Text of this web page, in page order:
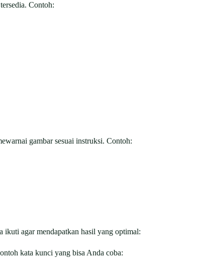
Contoh:
gambar sesuai instruksi. Contoh:
ikuti agar mendapatkan hasil yang optimal:
kata kunci yang bisa Anda coba: